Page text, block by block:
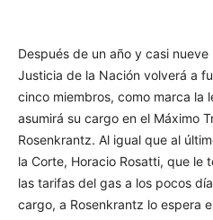
Después de un año y casi
Justicia de la Nación volverá a
cinco miembros, como marca la
asumirá su cargo en el Máximo
Rosenkrantz. Al igual que al
la Corte, Horacio Rosatti, que le
las tarifas del gas a los pocos
cargo, a Rosenkrantz lo espera